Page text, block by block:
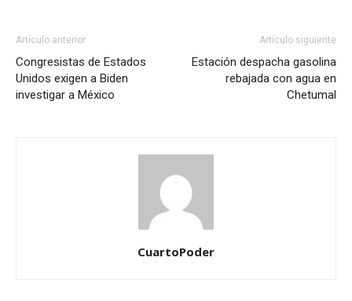
Artículo anterior
Congresistas de Estados
Unidos exigen a Biden
investigar a México
Artículo siguiente
Estación despacha gasolina
rebajada con agua en
Chetumal
CuartoPoder